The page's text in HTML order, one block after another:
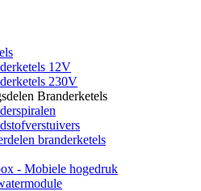
12V
230V
Branderketels
branderketels
- Mobiele hogedruk